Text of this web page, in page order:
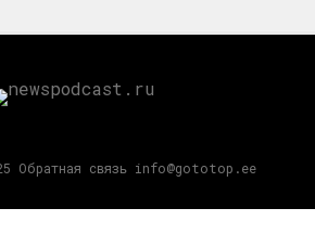
Обратная связь info@gototop.ee